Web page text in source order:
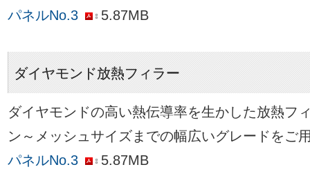
パネルNo.3
5.87MB
ダイヤモンド放熱フィラー
ダイヤモンドの高い熱伝導率を生かした放熱フ
ン～メッシュサイズまでの幅広いグレードをご
パネルNo.3
5.87MB